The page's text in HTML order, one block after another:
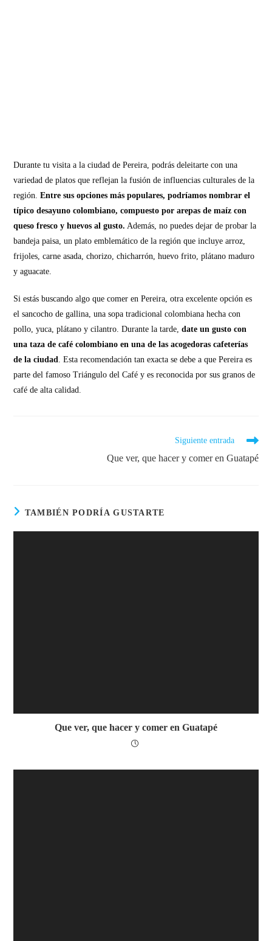
Durante tu visita a la ciudad de Pereira, podrás deleitarte con una
variedad de platos que reflejan la fusión de influencias culturales de la
región.Entre sus opciones más populares, podríamos nombrar el
típico desayuno colombiano, compuesto por arepas de maíz con
queso fresco y huevos al gusto. Además, no puedes dejar de probar la
bandeja paisa, un plato emblemático de la región que incluye arroz,
frijoles, carne asada, chorizo, chicharrón, huevo frito, plátano maduro
y aguacate.
Si estás buscando algo que comer en Pereira, otra excelente opción es
el sancocho de gallina, una sopa tradicional colombiana hecha con
pollo, yuca, plátano y cilantro. Durante la tarde,date un gusto con
una taza de café colombiano en una de las acogedoras cafeterías
de la ciudad. Esta recomendación tan exacta se debe a que Pereira es
parte del famoso Triángulo del Café y es reconocida por sus granos de
café de alta calidad.
Siguiente entrada
Que ver, que hacer y comer en Guatapé
TAMBIÉN PODRÍA GUSTARTE
Que ver, que hacer y comer en Guatapé